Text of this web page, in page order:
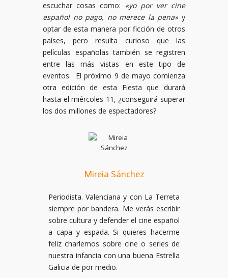
escuchar cosas como: «yo por ver cine
español no pago, no merece la pena»y
optar de esta manera por ficción de otros
países, pero resulta curioso que las
películas españolas también se registren
entre las más vistas en este tipo de
eventos. El próximo 9 de mayo comienza
otra edición de esta Fiesta que durará
hasta el miércoles 11, ¿conseguirá superar
los dos millones de espectadores?
Mireia Sánchez
Periodista. Valenciana y con La Terreta
siempre por bandera. Me verás escribir
sobre cultura y defender el cine español
a capa y espada. Si quieres hacerme
feliz charlemos sobre cine o series de
nuestra infancia con una buena Estrella
Galicia de por medio.